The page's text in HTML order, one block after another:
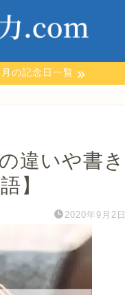
の記念日一覧
違いや書き
】
2020年9月2日